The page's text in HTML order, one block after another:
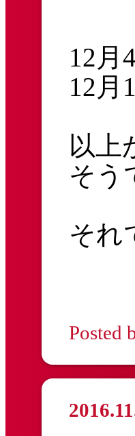
12月
12月
以上
そう
それ
Posted